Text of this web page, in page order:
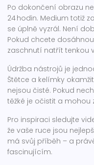
Po dokončení obrazu
24 hodin. Medium totiž
se úplně vyzrál. Není
Pokud chcete
zaschnutí natřít tenkou
Údržba nástrojů je
Štětce a kelímky
nejsou čisté. Pokud
těžké je očistit a
Pro inspiraci sledujte
že vaše ruce jsou
má svůj příběh – a
fascinujícím.